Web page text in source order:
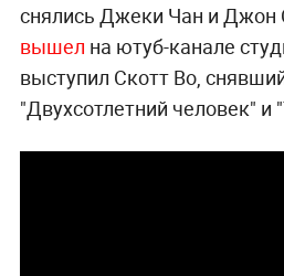
снялись Джеки Чан и Джон
вышел на ютуб-канале
выступил Скотт Во,
"Двухсотлетний человек" и